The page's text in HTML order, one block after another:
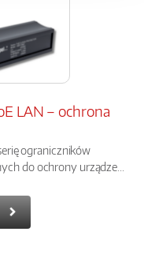
LAN – ochrona
ograniczników
do ochrony urządze...